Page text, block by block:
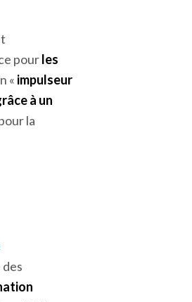
leviers
pour